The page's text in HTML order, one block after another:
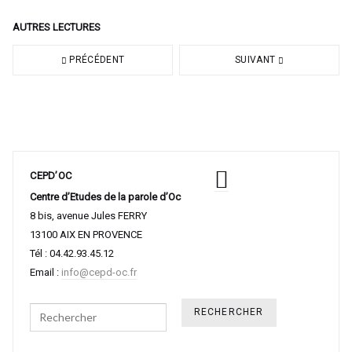
AUTRES LECTURES
PRÉCÉDENT SUIVANT
CEPD’OC
Centre d’Etudes de la parole d’Oc
8 bis, avenue Jules FERRY
13100 AIX EN PROVENCE
Tél : 04.42.93.45.12
Email : info@cepd-oc.fr
Search